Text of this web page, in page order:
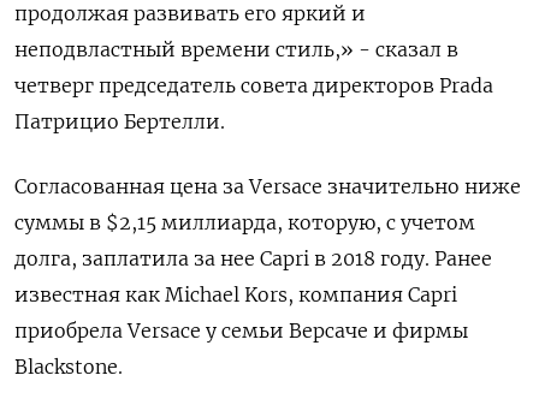
продолжая развивать его яркий и
неподвластный времени стиль,» - сказал в
четверг председатель совета директоров Prada
Патрицио Бертелли.
Согласованная цена за Versace значительно ниже
суммы в $2,15 миллиарда, которую, с учетом
долга, заплатила за нее Capri в 2018 году. Ранее
известная как Michael Kors, компания Capri
приобрела Versace у семьи Версаче и фирмы
Blackstone.